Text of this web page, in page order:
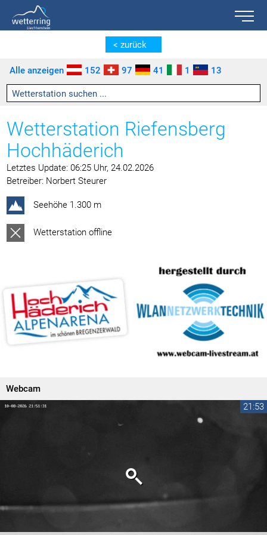
Zum Inhalt springen [AK + 0]
Zum linken senkrechten Seitenmenü springen [AK + 1]
Zum rechten senkrechten Seitenmenü springen [AK + 2]
Zu den Inhalten im Fußbereich springen [AK + 3]
Toggle
< zurück
Alle anzeigen 152 97 41 1 13
Wetterstation Riefensberg
Hochhäderich
Letztes Update: 06:25 Uhr, 24.02.2026
Betreiber: Norbert Steurer
Seehöhe 1.300 m
Wetterstation offline
Webcam
21:53